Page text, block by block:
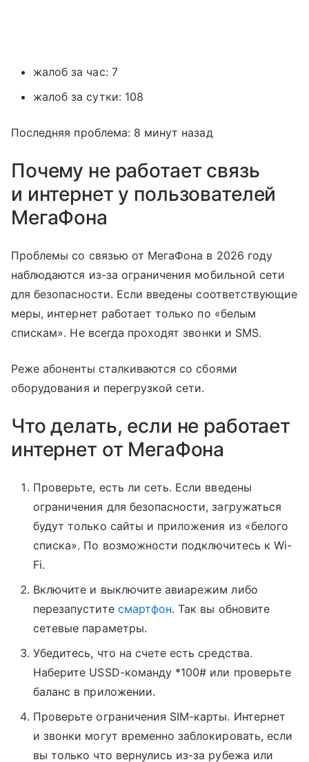
жалоб за час: 7
жалоб за сутки: 108
Последняя проблема: 8 минут назад
Почему не работает связь
и интернет у пользователей
МегаФона
Проблемы со связью от МегаФона в 2026 году
наблюдаются из-за ограничения мобильной сети
для безопасности. Если введены соответствующие
меры, интернет работает только по «белым
спискам». Не всегда проходят звонки и SMS.
Реже абоненты сталкиваются со сбоями
оборудования и перегрузкой сети.
Что делать, если не работает
интернет от МегаФона
Проверьте, есть ли сеть. Если введены
ограничения для безопасности, загружаться
будут только сайты и приложения из «белого
списка». По возможности подключитесь к Wi-
Fi.
Включите и выключите авиарежим либо
перезапустите смартфон. Так вы обновите
сетевые параметры.
Убедитесь, что на счете есть средства.
Наберите USSD-команду *100# или проверьте
баланс в приложении.
Проверьте ограничения SIM-карты. Интернет
и звонки могут временно заблокировать, если
вы только что вернулись из-за рубежа или